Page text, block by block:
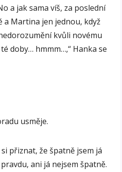
a jak sama víš, za poslední
a Martina jen jednou, když
kvůli novému
doby… hmmm…,“ Hanka se
usměje.
přiznat, že špatně jsem já
ani já nejsem špatně.